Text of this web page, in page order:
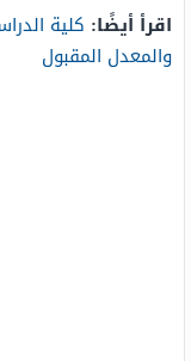
اقرأ أيضًا: كلية
والمعدل المقبول